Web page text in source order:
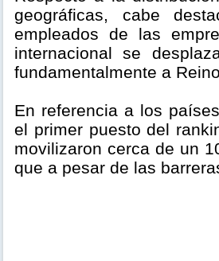
geográficas, cabe
empleados de las
internacional se
fundamentalmente a
En referencia a los
el primer puesto del
movilizaron cerca de un
que a pesar de las